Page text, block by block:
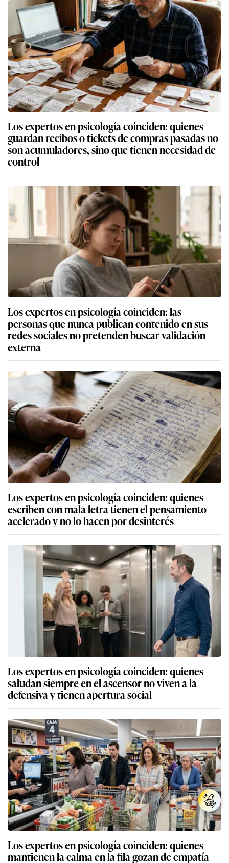
Los expertos en psicología coinciden: quienes
guardan recibos o tickets de compras pasadas no
son acumuladores, sino que tienen necesidad de
control
Los expertos en psicología coinciden: las
personas que nunca publican contenido en sus
redes sociales no pretenden buscar validación
externa
Los expertos en psicología coinciden: quienes
escriben con mala letra tienen el pensamiento
acelerado y no lo hacen por desinterés
Los expertos en psicología coinciden: quienes
saludan siempre en el ascensor no viven a la
defensiva y tienen apertura social
Los expertos en psicología coinciden: quienes
mantienen la calma en la fila gozan de empatía